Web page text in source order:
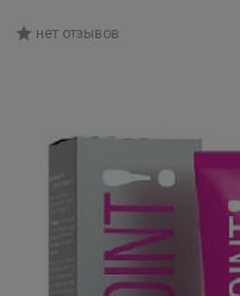
нет отзывов